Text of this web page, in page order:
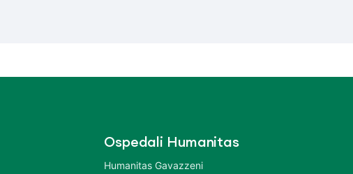
Ospedali Humanitas
Humanitas Gavazzeni